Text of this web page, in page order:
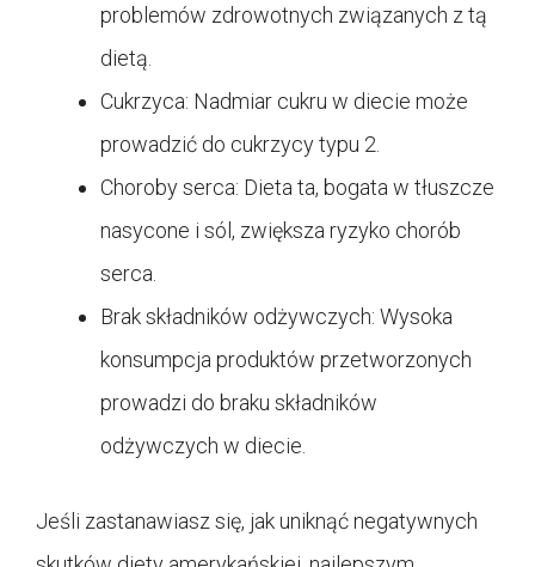
problemów zdrowotnych związanych z tą
dietą.
Cukrzyca: Nadmiar cukru w diecie może
prowadzić do cukrzycy typu 2.
Choroby serca: Dieta ta, bogata w tłuszcze
nasycone i sól, zwiększa ryzyko chorób
serca.
Brak składników odżywczych: Wysoka
konsumpcja produktów przetworzonych
prowadzi do braku składników
odżywczych w diecie.
Jeśli zastanawiasz się, jak uniknąć negatywnych